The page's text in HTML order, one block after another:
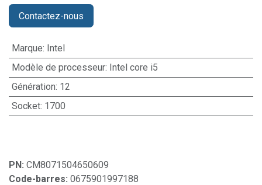
Contactez-nous
Marque: Intel
Modèle de processeur: Intel core i5
Génération: 12
Socket: 1700
PN: CM8071504650609
Code-barres: 0675901997188